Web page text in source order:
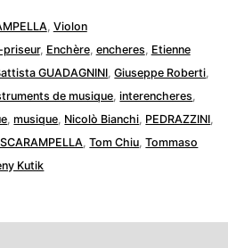
, Violon
, Enchère, encheres, Etienne
GUADAGNINI,Giuseppe Roberti,
de musique,interencheres,
,musique, Nicolò Bianchi, PEDRAZZINI,
,Tom Chiu,Tommaso
Kutik